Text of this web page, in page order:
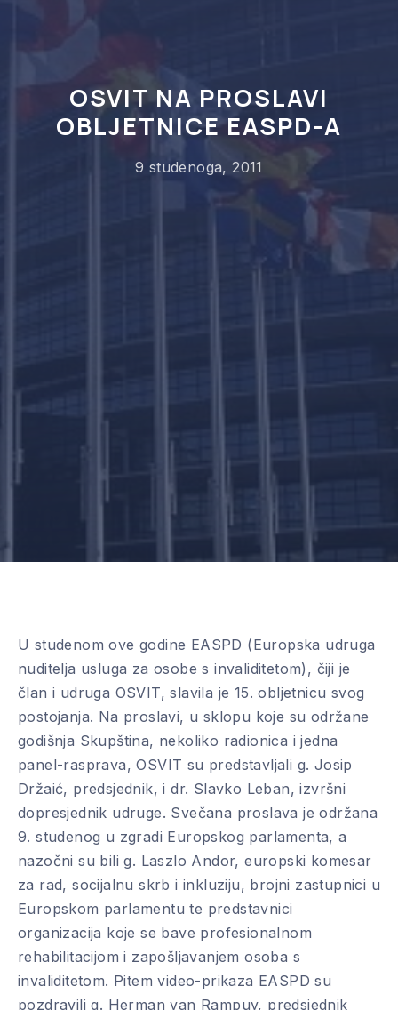
OSVIT NA PROSLAVI
OBLJETNICE EASPD-A
9 studenoga, 2011
U studenom ove godine EASPD (Europska udruga
nuditelja usluga za osobe s invaliditetom), čiji je
član i udruga OSVIT, slavila je 15. obljetnicu svog
postojanja. Na proslavi, u sklopu koje su održane
godišnja Skupština, nekoliko radionica i jedna
panel-rasprava, OSVIT su predstavljali g. Josip
Držaić, predsjednik, i dr. Slavko Leban, izvršni
dopresjednik udruge. Svečana proslava je održana
9. studenog u zgradi Europskog parlamenta, a
nazočni su bili g. Laszlo Andor, europski komesar
za rad, socijalnu skrb i inkluziju, brojni zastupnici u
Europskom parlamentu te predstavnici
organizacija koje se bave profesionalnom
rehabilitacijom i zapošljavanjem osoba s
invaliditetom. Pitem video-prikaza EASPD su
pozdravili g. Herman van Rampuy, predsjednik